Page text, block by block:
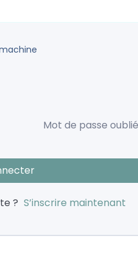
Mot de passe
? S’inscrire maintenant